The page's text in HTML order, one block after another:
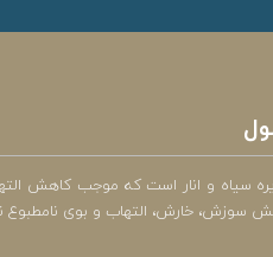
سوزش، خارش، التهاب و بوی نامطبوع